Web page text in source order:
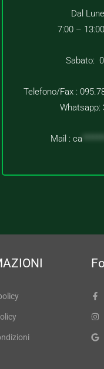
Dal
7:00 –
Sabato:
Telefono/Fax :
Whatsapp:
Mail :ca